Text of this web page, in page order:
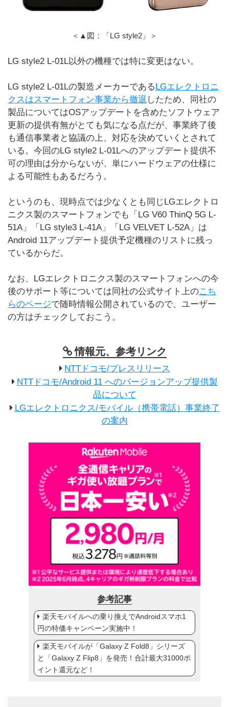
＜▲図：「LG style2」＞
LG style2 L-01L以外の機種では特に変更はない。
LG style2 L-01Lの製造メーカーであるLGエレクトロニ
クスはスマートフォン事業から撤退 したため、同社の
製品についてはOSアップデートを含めたソフトウェア
更新の提供有無がとても気になる点だが、事業終了後
も通信事業者と協議の上、対応を決めていくとされて
いる。今回のLG style2 L-01Lへのアップデート提供不
可の理由は分からないが、単にハードウェアの仕様に
よる可能性もあるだろう。
というのも、現時点では少なくとも同じLGエレクトロ
ニクス製のスマートフォンでも「LG V60 ThinQ 5G L-
51A」「LG style3 L-41A」「LG VELVET L-52A」は
Android 11アップデート提供予定機種のリストに残っ
ているからだ。
なお、LGエレクトロニクス製のスマートフォンへの今
後のサポート等については同社の公式サイト上のこち
らのページで随時情報公開されているので、ユーザー
の方はチェックしておこう。
情報元、参考リンク
NTTドコモ/プレスリリース
NTTドコモ/Android 11 へのバージョンアップ提供製
品について
LGエレクトロニクス/モバイル（携帯電話）事業終了
の案内
参考記事
楽天モバイルへの乗り換えでAndroidスマホ1
円の特価キャンペーン実施中！
楽天モバイルが「Galaxy Z Fold8」シリーズ
と「Galaxy Z Flip8」を発売！合計最大31000ポ
イント還元など！